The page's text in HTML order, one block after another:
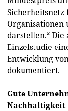
Organisationen
darstellen.“
Einzelstudie
Entwicklung
dokumentiert.
Gute
Nachhaltigkeit